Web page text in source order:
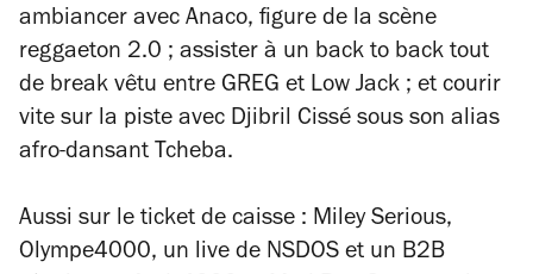
ambiancer avec Anaco, figure de la scène
reggaeton 2.0 ; assister à un back to back tout
de break vêtu entre GREG et Low Jack ; et courir
vite sur la piste avec Djibril Cissé sous son alias
afro-dansant Tcheba.
Aussi sur le ticket de caisse : Miley Serious,
Olympe4000, un live de NSDOS et un B2B